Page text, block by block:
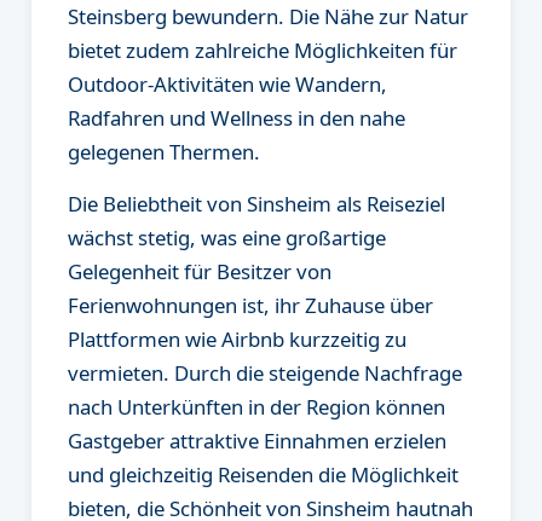
Steinsberg bewundern. Die Nähe zur Natur
bietet zudem zahlreiche Möglichkeiten für
Outdoor-Aktivitäten wie Wandern,
Radfahren und Wellness in den nahe
gelegenen Thermen.
Die Beliebtheit von Sinsheim als Reiseziel
wächst stetig, was eine großartige
Gelegenheit für Besitzer von
Ferienwohnungen ist, ihr Zuhause über
Plattformen wie Airbnb kurzzeitig zu
vermieten. Durch die steigende Nachfrage
nach Unterkünften in der Region können
Gastgeber attraktive Einnahmen erzielen
und gleichzeitig Reisenden die Möglichkeit
bieten, die Schönheit von Sinsheim hautnah